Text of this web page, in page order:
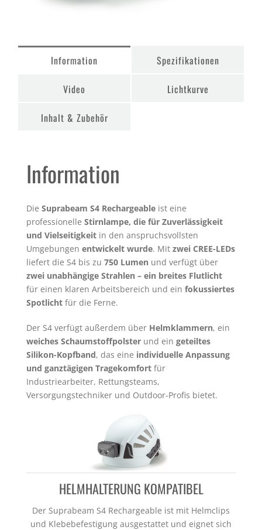
Information Spezifikationen
Video Lichtkurve
Inhalt & Zubehör
Information
Die Suprabeam S4 Rechargeable ist eine
professionelle Stirnlampe, die für Zuverlässigkeit
und Vielseitigkeit in den anspruchsvollsten
Umgebungen entwickelt wurde. Mit zwei CREE-LEDs
liefert die S4 bis zu 750 Lumen und verfügt über
zwei unabhängige Strahlen – ein breites Flutlicht
für einen klaren Arbeitsbereich und ein fokussiertes
Spotlicht für die Ferne.
Der S4 verfügt außerdem über Helmklammern, ein
weiches Schaumstoffpolster und ein geteiltes
Silikon-Kopfband, das eine individuelle Anpassung
und ganztägigen Tragekomfort für
Industriearbeiter, Rettungsteams,
Versorgungstechniker und Outdoor-Profis bietet.
HELMHALTERUNG KOMPATIBEL
Der Suprabeam S4 Rechargeable ist mit Helmclips
und Klebebefestigung ausgestattet und eignet sich